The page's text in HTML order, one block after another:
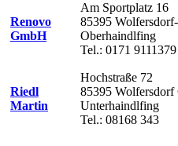
Renovo
GmbH
Am Sportplatz 16
85395 Wolfersdorf-
Oberhaindlfing
Tel.: 0171 9111379
Riedl
Martin
Hochstraße 72
85395 Wolfersdorf
Unterhaindlfing
Tel.: 08168 343